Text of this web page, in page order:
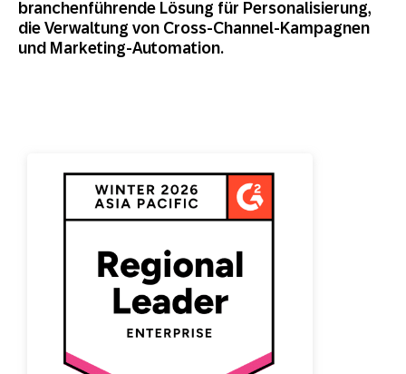
branchenführende Lösung für Personalisierung,
die Verwaltung von Cross-Channel-Kampagnen
und Marketing-Automation.